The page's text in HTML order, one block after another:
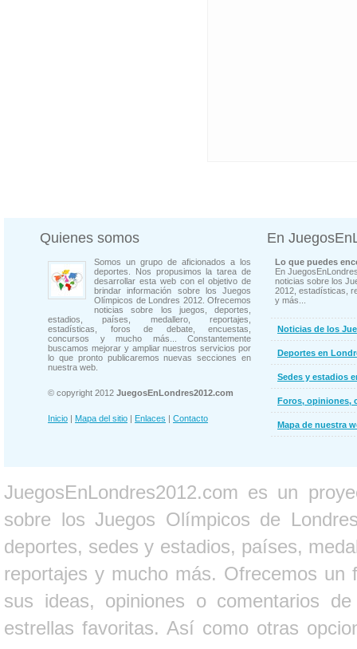
Quienes somos
Somos un grupo de aficionados a los
deportes. Nos propusimos la tarea de
desarrollar esta web con el objetivo de
brindar información sobre los Juegos
Olímpicos de Londres 2012. Ofrecemos
noticias sobre los juegos, deportes,
estadios, países, medallero, reportajes,
estadísticas, foros de debate, encuestas,
concursos y mucho más... Constantemente
buscamos mejorar y ampliar nuestros servicios por
lo que pronto publicaremos nuevas secciones en
nuestra web.
© copyright 2012 JuegosEnLondres2012.com
Inicio | Mapa del sitio | Enlaces | Contacto
En
Lo que puedes
En
noticias sobre los
2012, estadísticas,
y más...
Noticias de los
Deportes en
Sedes y estadios
Foros, opiniones,
Mapa de nuestra
JuegosEnLondres2012.com es un
sobre los Juegos Olímpicos de
deportes, sedes y estadios, países,
reportajes y mucho más. Ofrecemos un
sus ideas, opiniones o comentarios
estrellas favoritas. Así como otras